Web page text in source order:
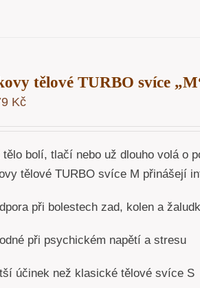
tělové TURBO svíce
Kč
tělo bolí, tlačí nebo už dlouho volá o
tělové TURBO svíce M přinášejí
při bolestech zad, kolen a
při psychickém napětí a stresu
účinek než klasické tělové svíce S